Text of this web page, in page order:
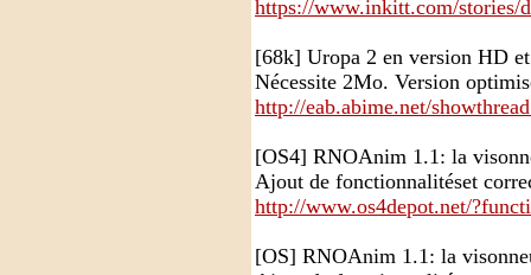
https://www.inkitt.com/stories/
[68k] Uropa 2 en version HD
Nécessite 2Mo. Version
http://eab.abime.net/
[OS4] RNOAnim 1.1: la
Ajout de fonctionnalitéset
http://www.os4depot.net/
[OS] RNOAnim 1.1: la